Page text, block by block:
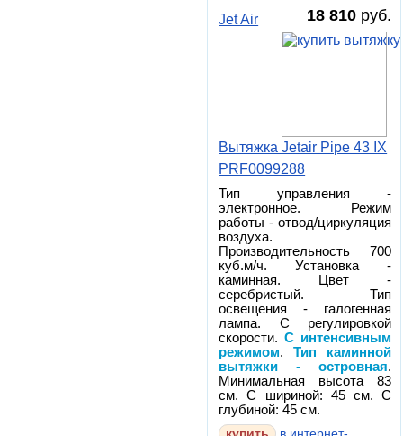
18 810 руб.
Jet Air
Вытяжка Jetair Pipe 43 IX
PRF0099288
Тип управления -
электронное. Режим
работы - отвод/циркуляция
воздуха.
Производительность 700
куб.м/ч. Установка -
каминная. Цвет -
серебристый. Тип
освещения - галогенная
лампа. С регулировкой
скорости.С интенсивным
режимом.Тип каминной
вытяжки - островная.
Минимальная высота 83
см. С шириной: 45 см. С
глубиной: 45 см.